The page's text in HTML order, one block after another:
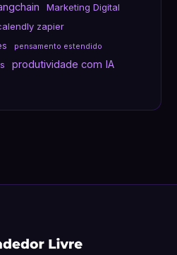
Marketing Digital
zapier
pensamento estendido
produtividade com IA